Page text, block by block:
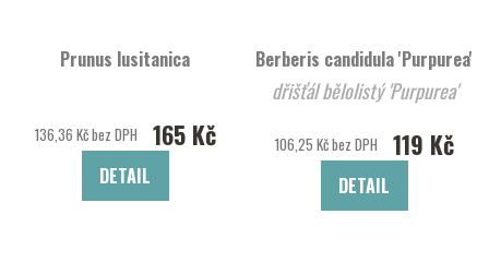
Prunus lusitanica
136,36 Kč bez DPH 165 Kč
DETAIL
Berberis candidula 'Purpurea'
dřišťál bělolistý 'Purpurea'
106,25 Kč bez DPH 119 Kč
DETAIL